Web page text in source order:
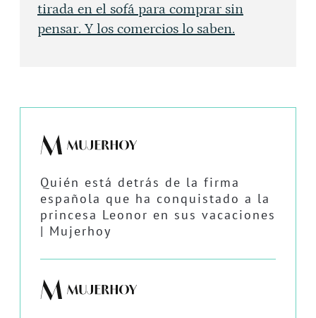
tirada en el sofá para comprar sin
pensar. Y los comercios lo saben.
Quién está detrás de la firma
española que ha conquistado a la
princesa Leonor en sus vacaciones
| Mujerhoy